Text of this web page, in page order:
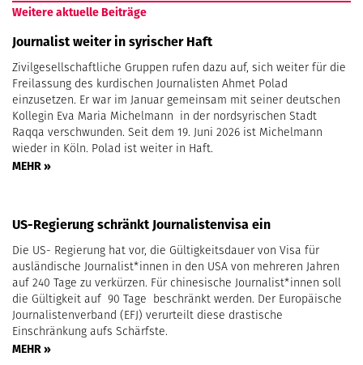
Weitere aktuelle Beiträge
Journalist weiter in syrischer Haft
Zivilgesellschaftliche Gruppen rufen dazu auf, sich weiter für die
Freilassung des kurdischen Journalisten Ahmet Polad
einzusetzen. Er war im Januar gemeinsam mit seiner deutschen
Kollegin Eva Maria Michelmann in der nordsyrischen Stadt
Raqqa verschwunden. Seit dem 19. Juni 2026 ist Michelmann
wieder in Köln. Polad ist weiter in Haft.
MEHR »
US-Regierung schränkt Journalistenvisa ein
Die US- Regierung hat vor, die Gültigkeitsdauer von Visa für
ausländische Journalist*innen in den USA von mehreren Jahren
auf 240 Tage zu verkürzen. Für chinesische Journalist*innen soll
die Gültigkeit auf 90 Tage beschränkt werden. Der Europäische
Journalistenverband (EFJ) verurteilt diese drastische
Einschränkung aufs Schärfste.
MEHR »